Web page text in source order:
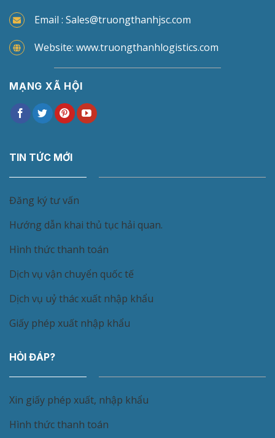
Email : Sales@truongthanhjsc.com
Website: www.truongthanhlogistics.com
MẠNG XÃ HỘI
TIN TỨC MỚI
Đăng ký tư vấn
Hướng dẫn khai thủ tục hải quan.
Hình thức thanh toán
Dịch vụ vận chuyển quốc tế
Dịch vụ uỷ thác xuất nhập khẩu
Giấy phép xuất nhập khẩu
HỎI ĐÁP?
Xin giấy phép xuất, nhập khẩu
Hình thức thanh toán